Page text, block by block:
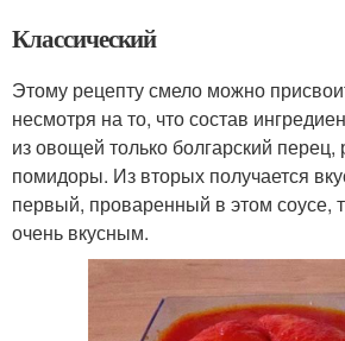
Классический
Этому рецепту смело можно
несмотря на то, что состав
из овощей только болгарский перец,
помидоры. Из вторых получается
первый, проваренный в этом соусе,
очень вкусным.